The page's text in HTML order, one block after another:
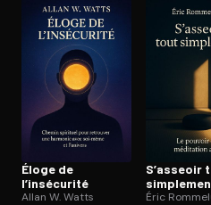
Éloge de
l’insécurité
Allan W. Watts
S’asseoir
Éric